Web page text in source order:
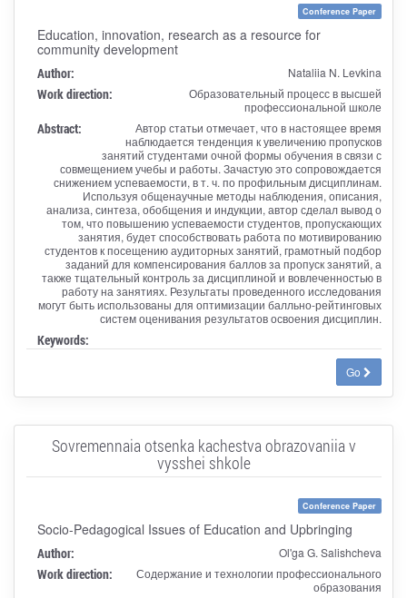
Conference Paper
Education, innovation, research as a resource for
community development
Author: Nataliia N. Levkina
Work direction:
Образовательный процесс в высшей
профессиональной школе
Abstract:
Автор статьи отмечает, что в настоящее время
наблюдается тенденция к увеличению пропусков
занятий студентами очной формы обучения в связи с
совмещением учебы и работы. Зачастую это сопровождается
снижением успеваемости, в т. ч. по профильным дисциплинам.
Используя общенаучные методы наблюдения, описания,
анализа, синтеза, обобщения и индукции, автор сделал вывод о
том, что повышению успеваемости студентов, пропускающих
занятия, будет способствовать работа по мотивированию
студентов к посещению аудиторных занятий, грамотный подбор
заданий для компенсирования баллов за пропуск занятий, а
также тщательный контроль за дисциплиной и вовлеченностью в
работу на занятиях. Результаты проведенного исследования
могут быть использованы для оптимизации балльно-рейтинговых
систем оценивания результатов освоения дисциплин.
Keywords:
Go
Sovremennaia otsenka kachestva obrazovaniia v
vysshei shkole
Conference Paper
Socio-Pedagogical Issues of Education and Upbringing
Author: Ol'ga G. Salishcheva
Work direction:
Содержание и технологии профессионального
образования